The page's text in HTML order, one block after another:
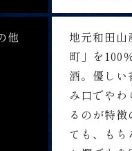
他
地元和田山
町」を100
酒。優しい
み口でやわ
るのが特
ても、もち